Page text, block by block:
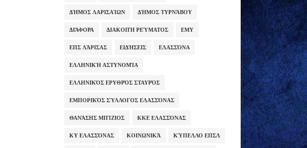
ΔΉΜΟΣ ΛΑΡΙΣΑΊΩΝ ΔΉΜΟΣ ΤΥΡΝΆΒΟΥ
ΔΙΆΦΟΡΑ ΔΙΑΚΟΠΉ ΡΕΎΜΑΤΟΣ ΕΜΥ
ΕΠΣ ΛΆΡΙΣΑΣ ΕΙΔΉΣΕΙΣ ΕΛΑΣΣΌΝΑ
ΕΛΛΗΝΙΚΉ ΑΣΤΥΝΟΜΊΑ
ΕΛΛΗΝΙΚΌΣ ΕΡΥΘΡΌΣ ΣΤΑΥΡΌΣ
ΕΜΠΟΡΙΚΌΣ ΣΎΛΛΟΓΟΣ ΕΛΑΣΣΌΝΑΣ
ΘΑΝΆΣΗΣ ΜΠΊΖΙΟΣ ΚΚΕ ΕΛΑΣΣΌΝΑΣ
ΚΥ ΕΛΑΣΣΌΝΑΣ ΚΟΙΝΩΝΙΚΆ ΚΎΠΕΛΛΟ ΕΠΣΛ